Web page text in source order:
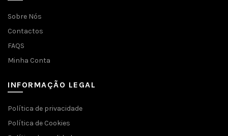
Sobre Nós
Contactos
FAQS
Minha Conta
INFORMAÇÃO LEGAL
Política de privacidade
Política de Cookies